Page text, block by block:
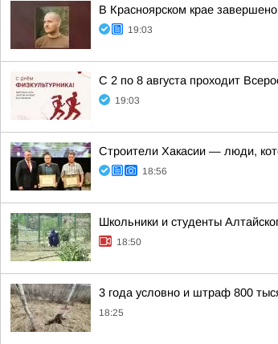
В Красноярском крае
19:03
С 2 по 8 августа проходит
19:03
Строители Хакасии — люди,
18:56
Школьники и студенты
18:50
3 года условно и штраф 800
18:25